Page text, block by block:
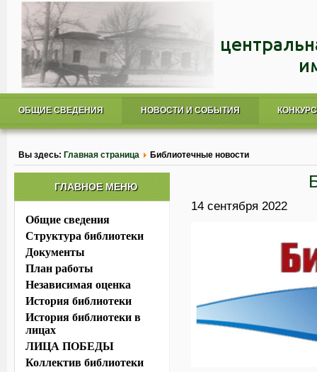
ОБЩИЕ СВЕДЕНИЯ НОВОСТИ И СОБЫТИЯ
Вы здесь: Главная страница Библиотечные новости
14 сентября 2022
ГЛАВНОЕ МЕНЮ
Общие сведения
Структура библиотеки
Документы
План работы
Независимая оценка
История библиотеки
История библиотеки в
лицах
ЛИЦА ПОБЕДЫ
Коллектив библиотеки